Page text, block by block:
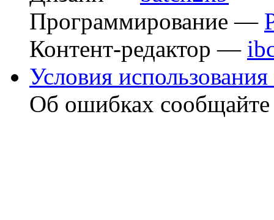
Программирование —
Контент-редактор —
Условия использования
Об ошибках